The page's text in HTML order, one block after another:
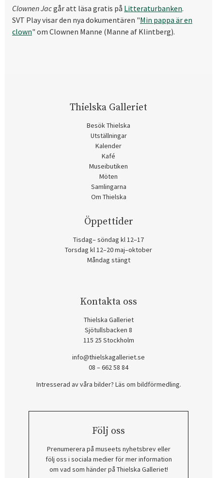
Clownen Jacgår att läsa gratis på Litteraturbanken.
SVT Play visar den nya dokumentären "Min pappa är en
clown" om Clownen Manne (Manne af Klintberg).
Thielska Galleriet
Besök Thielska
Utställningar
Kalender
Kafé
Museibutiken
Möten
Samlingarna
Om Thielska
Öppettider
Tisdag– söndag kl 12–17
Torsdag kl 12–20 maj–oktober
Måndag stängt
Kontakta oss
Thielska Galleriet
Sjötullsbacken 8
115 25 Stockholm
info@thielskagalleriet.se
08 – 662 58 84
Intresserad av våra bilder? Läs om bildförmedling.
Följ oss
Prenumerera på museets nyhetsbrev eller
följ oss i sociala medier för mer information
om vad som händer på Thielska Galleriet!